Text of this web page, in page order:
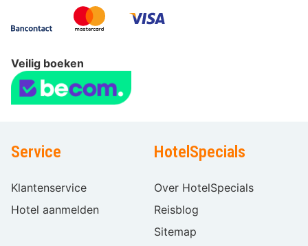
Veilig boeken
Service
Klantenservice
Hotel aanmelden
HotelSpecials
Over HotelSpecials
Reisblog
Sitemap